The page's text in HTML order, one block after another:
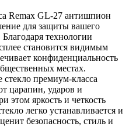
Remax GL-27 антишпион
для защиты вашего
технологии
становится видимым
конфиденциальность
местах.
стекло премиум-класса
царапин, ударов и
этом яркость и четкость
легко устанавливается и
безопасность, стиль и